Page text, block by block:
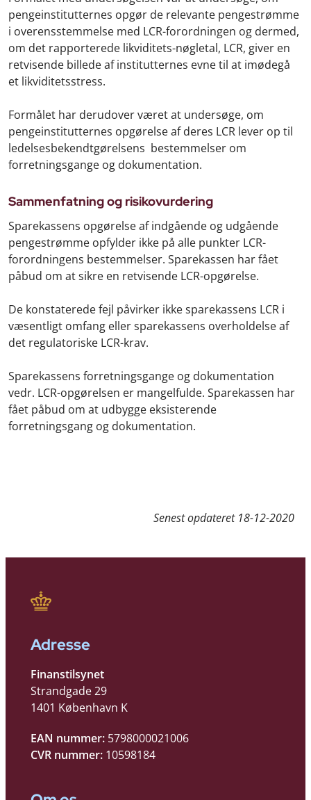
pengeinstitutternes opgør de relevante pengestrømme
i overensstemmelse med LCR-forordningen og dermed,
om det rapporterede likviditets-nøgletal, LCR, giver en
retvisende billede af institutternes evne til at imødegå
et likviditetsstress.
Formålet har derudover været at undersøge, om
pengeinstitutternes opgørelse af deres LCR lever op til
ledelsesbekendtgørelsens bestemmelser om
forretningsgange og dokumentation.
Sammenfatning og risikovurdering
Sparekassens opgørelse af indgående og udgående
pengestrømme opfylder ikke på alle punkter LCR-
forordningens bestemmelser. Sparekassen har fået
påbud om at sikre en retvisende LCR-opgørelse.
De konstaterede fejl påvirker ikke sparekassens LCR i
væsentligt omfang eller sparekassens overholdelse af
det regulatoriske LCR-krav.
Sparekassens forretningsgange og dokumentation
vedr. LCR-opgørelsen er mangelfulde. Sparekassen har
fået påbud om at udbygge eksisterende
forretningsgang og dokumentation.
Senest opdateret 18-12-2020
Adresse
Finanstilsynet
Strandgade 29
1401 København K
EAN nummer: 5798000021006
CVR nummer: 10598184